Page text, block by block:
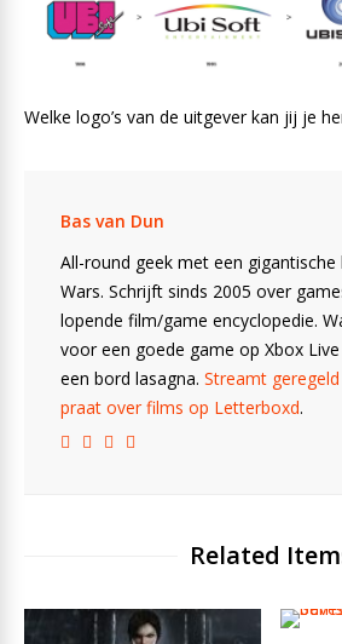
Welke logo’s van de uitgever kan jij je
Bas van Dun
All-round geek met een
Wars. Schrijft sinds 2005 over
lopende film/game encyclopedie.
voor een goede game op Xbox
een bord lasagna. Streamt
praat over films op Letterboxd.
Related